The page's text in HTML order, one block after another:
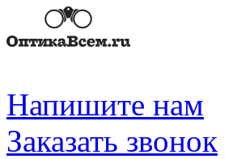
Напишите нам
Заказать звонок